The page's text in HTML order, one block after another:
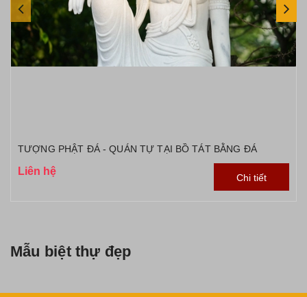
TƯỢNG PHẬT ĐÁ - QUÁN TỰ TẠI BỒ TÁT BẰNG ĐÁ
Liên hệ
Chi tiết
Mẫu biệt thự đẹp